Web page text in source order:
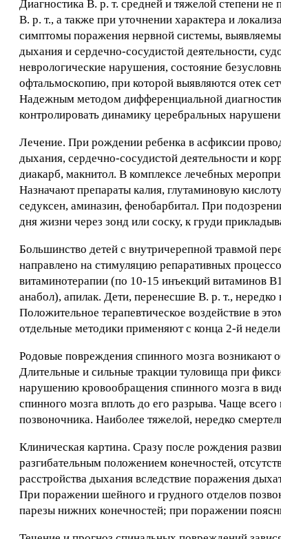
Диагностика В. р. т. средней и тяжелой степени
В. р. т., а также при уточнении характера и
симптомы поражения нервной системы,
дыхания и сердечно-сосудистой деятельности,
неврологические нарушения, состояние
офтальмоскопию, при которой выявляются отек
Надежным методом дифференциальной
контролировать динамику церебральных
Лечение. При рождении ребенка в асфиксии
дыхания, сердечно-сосудистой деятельности и
диакарб, макнитол. В комплексе лечебных
Назначают препараты калия, глутаминовую
седуксен, аминазин, фенобарбитал. При
дня жизни через зонд или соску, к груди
Большинство детей с внутричерепной травмой
направлено на стимуляцию репаративных
витаминотерапии (по 10-15 инъекций витаминов
анабол), апилак. Дети, перенесшие В. р. т.,
Положительное терапевтическое воздействие в
отдельные методики применяют с конца 2-й
Родовые повреждения спинного мозга
Длительные и сильные тракции туловища при
нарушению кровообращения спинного мозга в
спинного мозга вплоть до его разрыва. Чаще
позвоночника. Наиболее тяжелой, нередко
Клиническая картина. Сразу после рождения
разгибательным положением конечностей,
расстройства дыхания вследствие поражения
При поражении шейного и грудного отделов
парезы нижних конечностей; при поражении